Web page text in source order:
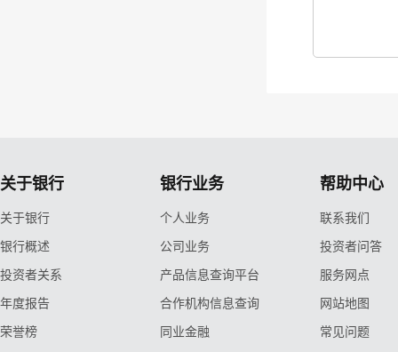
关于银行
关于银行
银行概述
投资者关系
年度报告
荣誉榜
银行业务
个人业务
公司业务
产品信息查询平台
合作机构信息查询
同业金融
帮助中心
联系我们
投资者问答
服务网点
网站地图
常见问题